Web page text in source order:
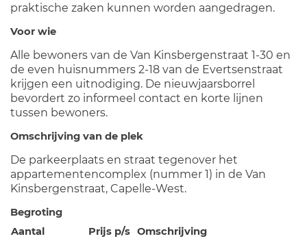
praktische zaken kunnen worden aangedragen.
Voor wie
Alle bewoners van de Van Kinsbergenstraat 1-30 en
de even huisnummers 2-18 van de Evertsenstraat
krijgen een uitnodiging. De nieuwjaarsborrel
bevordert zo informeel contact en korte lijnen
tussen bewoners.
Omschrijving van de plek
De parkeerplaats en straat tegenover het
appartementencomplex (nummer 1) in de Van
Kinsbergenstraat, Capelle-West.
Begroting
Aantal
Prijs p/s Omschrijving